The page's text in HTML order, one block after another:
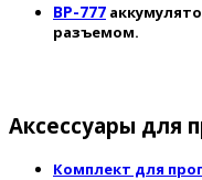
Разъем для зарядки micro
Выбор высокой /
Функция VOX ( голосовая
BP-777
разъемом.
Аксессуары для
Комплект для